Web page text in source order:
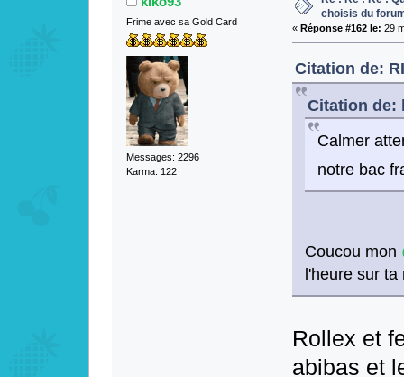
Frime avec sa Gold Card
Messages: 2296
Karma: 122
choisis du
« Réponse #162 le: 29
Citation de:
Citation de:
Calmer
notre bac
Coucou mon
l'heure sur ta
Rollex et
abibas et